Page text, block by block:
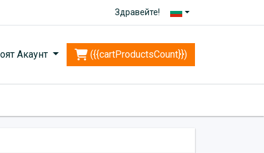
Здравейте!
Акаунт ({{cartProductsCount}})